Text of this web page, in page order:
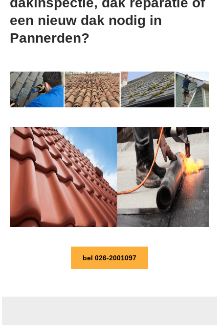
een nieuw dak nodig in
Pannerden?
bel 026-2001097